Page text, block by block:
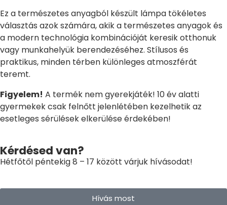
Ez a természetes anyagból készült lámpa tökéletes
választás azok számára, akik a természetes anyagok és
a modern technológia kombinációját keresik otthonuk
vagy munkahelyük berendezéséhez. Stílusos és
praktikus, minden térben különleges atmoszférát
teremt.
Figyelem! A termék nem gyerekjáték! 10 év alatti
gyermekek csak felnőtt jelenlétében kezelhetik az
esetleges sérülések elkerülése érdekében!
Kérdésed van?
Hétfőtől péntekig 8 – 17 között várjuk hívásodat!
Hívás most